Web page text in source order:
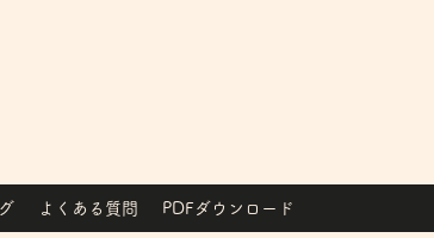
よくある質問 PDFダウンロード